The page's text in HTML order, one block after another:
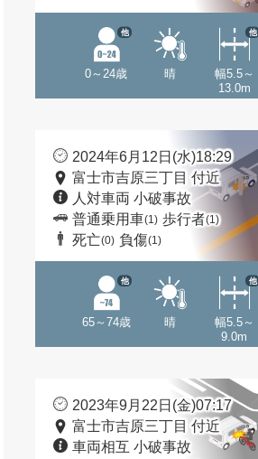
0～24歳
他
晴
幅5.5～
13.0m
他
2024年6月12日(水)18:29
富士市吉原三丁目 付近
人対車両 小破事故
普通乗用車(1) 歩行者(1)
死亡(0) 負傷(1)
65～74歳
他
晴
幅5.5～
9.0m
他
2023年9月22日(金)07:17
富士市吉原三丁目 付近
車両相互 小破事故